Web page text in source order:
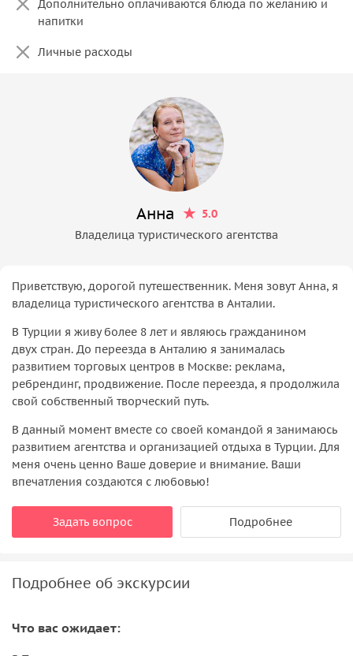
Дополнительно оплачиваются блюда по желанию и
напитки
Личные расходы
Анна
5.0
Владелица туристического агентства
Приветствую, дорогой путешественник. Меня зовут Анна, я
владелица туристического агентства в Анталии.
В Турции я живу более 8 лет и являюсь гражданином
двух стран. До переезда в Анталию я занималась
развитием торговых центров в Москве: реклама,
ребрендинг, продвижение. После переезда, я продолжила
свой собственный творческий путь.
В данный момент вместе со своей командой я занимаюсь
развитием агентства и организацией отдыха в Турции. Для
меня очень ценно Ваше доверие и внимание. Ваши
впечатления создаются с любовью!
Задать вопрос Подробнее
Подробнее об экскурсии
Что вас ожидает: